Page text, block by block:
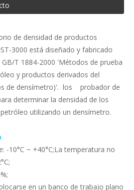
de densidad de productos
3000 está diseñado y fabricado
T 1884-2000 'Métodos de prueba
y productos derivados del
de densímetro)'. los probador de
determinar la densidad de los
utilizando un densímetro.
-10°C ~ +40°C;La temperatura no
en un banco de trabajo plano